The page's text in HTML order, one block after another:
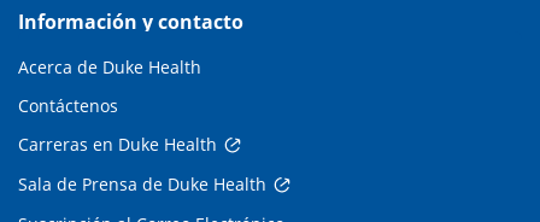
Información y contacto
Acerca de Duke Health
Contáctenos
Carreras en Duke Health
Sala de Prensa de Duke Health